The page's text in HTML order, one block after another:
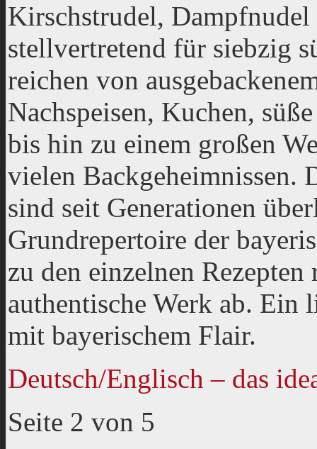
Kirschstrudel, Dampfnudel
stellvertretend für siebzig
reichen von
Nachspeisen, Kuchen,
bis hin zu einem großen
vielen Backgeheimnissen.
sind seit Generationen
Grundrepertoire der
zu den einzelnen
authentische Werk ab. Ein
mit bayerischem Flair.
Deutsch/Englisch – das
Seite 2 von 5